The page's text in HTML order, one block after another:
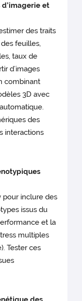
d’imagerie et
des traits
feuilles,
taux de
d’images
combinant
3D avec
des
interactions
pour inclure des
issus du
et la
multiples
Tester ces